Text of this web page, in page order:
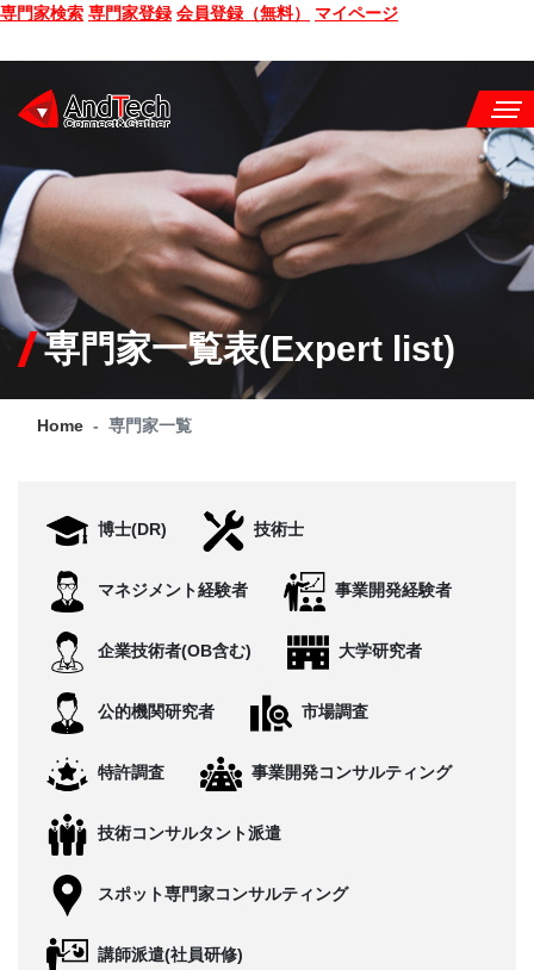
専門家検索 専門家登録 会員登録（無料） マイページ
SEMINAR
BOOK
CONSULTING
SERVICE
Q&A
CONTACT
専門家一覧表(Expert list)
Home 専門家一覧
博士(DR) 技術士
マネジメント経験者 事業開発経験者
企業技術者(OB含む) 大学研究者
公的機関研究者 市場調査
特許調査 事業開発コンサルティング
技術コンサルタント派遣
スポット専門家コンサルティング
講師派遣(社員研修)